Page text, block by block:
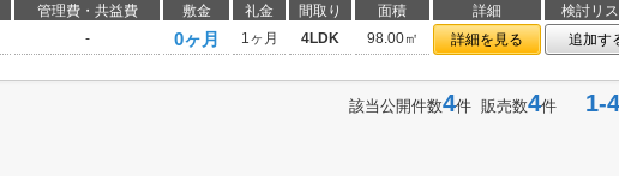
管理費・共益費 敷金 礼金 間取り 面積 詳細
検討リス
- 0ヶ月 1ヶ月 4LDK 98.00㎡ 詳細を見る 追加す
該当公開件数4件 販売数4件 1-4